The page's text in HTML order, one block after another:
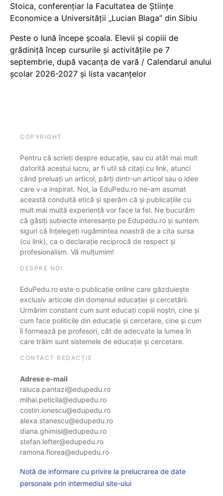
Stoica, conferențiar la Facultatea de Științe
Economice a Universității „Lucian Blaga” din Sibiu
Peste o lună începe școala. Elevii și copiii de
grădiniță încep cursurile și activitățile pe 7
septembrie, după vacanța de vară / Calendarul anului
școlar 2026-2027 și lista vacanțelor
COPYRIGHT
Pentru că scrieți despre educație, sau cu atât mai mult
datorită acestui lucru, ar fi util să citați cu link, atunci
când preluați un articol, părți dintr-un articol sau o idee
care v-a inspirat. Noi, la EduPedu.ro ne-am asumat
această conduită etică și sperăm că și publicațiile cu
mult mai multă experiență vor face la fel. Ne bucurăm
că găsiți subiecte interesante pe Edupedu.ro și suntem
siguri că înțelegeți rugămintea noastră de a cita sursa
(cu link), ca o declarație reciprocă de respect și
profesionalism. Vă mulțumim!
DESPRE NOI
EduPedu.ro este o publicație online care găzduiește
exclusiv articole din domeniul educației și cercetării.
Urmărim constant cum sunt educați copiii noștri, cine și
cum face politicile din educație și cercetare, cine și cum
îi formează pe profesori, cât de adecvate la lumea în
care trăim sunt sistemele de educație și cercetare.
CONTACT REDACȚIE
Adrese e-mail
raluca.pantazi@edupedu.ro
mihai.peticila@edupedu.ro
costin.ionescu@edupedu.ro
alexa.stanescu@edupedu.ro
diana.ghimisi@edupedu.ro
stefan.lefter@edupedu.ro
ramona.florea@edupedu.ro
Notă de informare cu privire la prelucrarea de date
personale prin intermediul site-ului